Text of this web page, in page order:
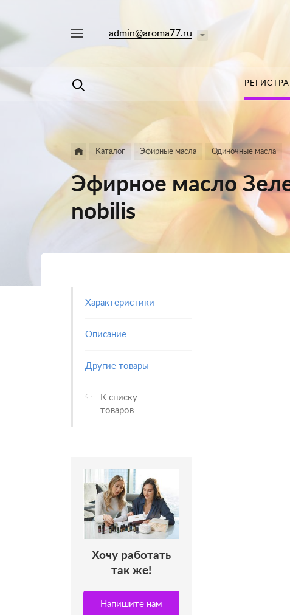
лаванда
admin@aroma77.ru
Каталог Эфирные масла Одиночные масла
Эфирное масло
nobilis
Характеристики
Описание
Другие товары
К списку
товаров
Хочу работать
так же!
Напишите нам